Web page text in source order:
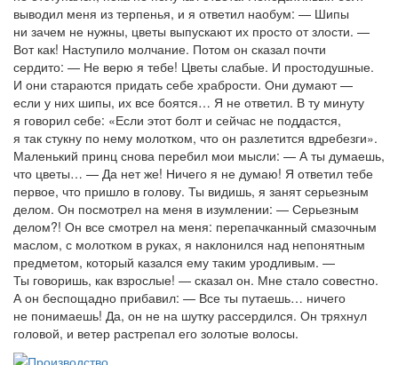
выводил меня из терпенья, и я ответил наобум: — Шипы
ни зачем не нужны, цветы выпускают их просто от злости. —
Вот как! Наступило молчание. Потом он сказал почти
сердито: — Не верю я тебе! Цветы слабые. И простодушные.
И они стараются придать себе храбрости. Они думают —
если у них шипы, их все боятся… Я не ответил. В ту минуту
я говорил себе: «Если этот болт и сейчас не поддастся,
я так стукну по нему молотком, что он разлетится вдребезги».
Маленький принц снова перебил мои мысли: — А ты думаешь,
что цветы… — Да нет же! Ничего я не думаю! Я ответил тебе
первое, что пришло в голову. Ты видишь, я занят серьезным
делом. Он посмотрел на меня в изумлении: — Серьезным
делом?! Он все смотрел на меня: перепачканный смазочным
маслом, с молотком в руках, я наклонился над непонятным
предметом, который казался ему таким уродливым. —
Ты говоришь, как взрослые! — сказал он. Мне стало совестно.
А он беспощадно прибавил: — Все ты путаешь… ничего
не понимаешь! Да, он не на шутку рассердился. Он тряхнул
головой, и ветер растрепал его золотые волосы.